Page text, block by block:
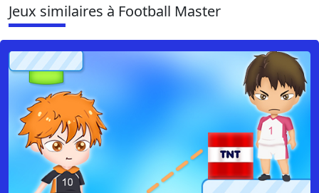
Jeux similaires à Football Master